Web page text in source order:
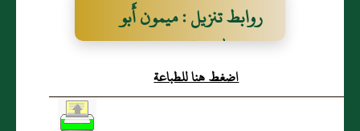
روابط تنزيل : ميمون أَبو
عَبد الله مولى عَبد الرَّحمن
بن سَمُرة القُرَشي
اضغط هنا للطباعة